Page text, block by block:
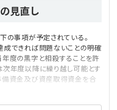
見直し
の事項が予定されている。
できれば問題ないことの明確
度の黒字と相殺することを許
年度以降に繰り越し可能とす
資金及び資産取得資金を合